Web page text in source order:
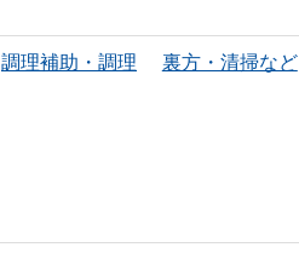
調理補助・調理 裏方・清掃など